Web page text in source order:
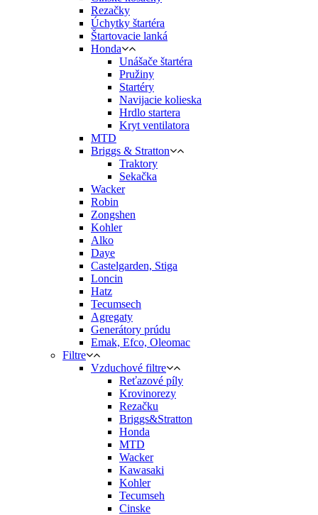
Rezačky
Úchytky štartéra
Štartovacie lanká
Honda
Unášače štartéra
Pružiny
Startéry
Navijacie kolieska
Hrdlo startera
Kryt ventilatora
MTD
Briggs & Stratton
Traktory
Sekačka
Wacker
Robin
Zongshen
Kohler
Alko
Daye
Castelgarden, Stiga
Loncin
Hatz
Tecumsech
Agregaty
Generátory prúdu
Emak, Efco, Oleomac
Filtre
Vzduchové filtre
Reťazové píly
Krovinorezy
Rezačku
Briggs&Stratton
Honda
MTD
Wacker
Kawasaki
Kohler
Tecumseh
Cinske